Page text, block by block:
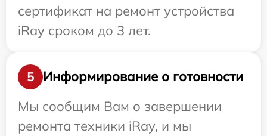
сертификат на ремонт устройства
iRay сроком до 3 лет.
5
Информирование о готовности
Мы сообщим Вам о завершении
ремонта техники iRay, и мы